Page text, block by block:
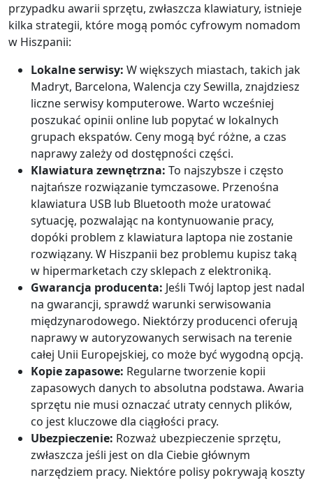
przypadku awarii sprzętu, zwłaszcza klawiatury, istnieje
kilka strategii, które mogą pomóc cyfrowym nomadom
w Hiszpanii:
Lokalne serwisy: W większych miastach, takich jak
Madryt, Barcelona, Walencja czy Sewilla, znajdziesz
liczne serwisy komputerowe. Warto wcześniej
poszukać opinii online lub popytać w lokalnych
grupach ekspatów. Ceny mogą być różne, a czas
naprawy zależy od dostępności części.
Klawiatura zewnętrzna: To najszybsze i często
najtańsze rozwiązanie tymczasowe. Przenośna
klawiatura USB lub Bluetooth może uratować
sytuację, pozwalając na kontynuowanie pracy,
dopóki problem z klawiatura laptopa nie zostanie
rozwiązany. W Hiszpanii bez problemu kupisz taką
w hipermarketach czy sklepach z elektroniką.
Gwarancja producenta: Jeśli Twój laptop jest nadal
na gwarancji, sprawdź warunki serwisowania
międzynarodowego. Niektórzy producenci oferują
naprawy w autoryzowanych serwisach na terenie
całej Unii Europejskiej, co może być wygodną opcją.
Kopie zapasowe: Regularne tworzenie kopii
zapasowych danych to absolutna podstawa. Awaria
sprzętu nie musi oznaczać utraty cennych plików,
co jest kluczowe dla ciągłości pracy.
Ubezpieczenie: Rozważ ubezpieczenie sprzętu,
zwłaszcza jeśli jest on dla Ciebie głównym
narzędziem pracy. Niektóre polisy pokrywają koszty